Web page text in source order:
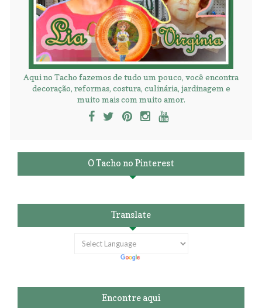
Aqui no Tacho fazemos de tudo um pouco, você encontra
decoração, reformas, costura, culinária, jardinagem e
muito mais com muito amor.
O Tacho no Pinterest
Translate
Encontre aqui